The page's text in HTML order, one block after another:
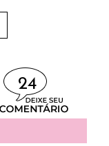
24